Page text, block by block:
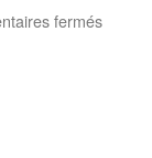
ferméssur